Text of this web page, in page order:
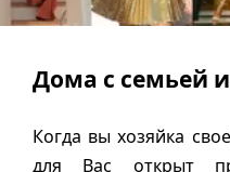
Дома с семьей
Когда вы хозяйка
для Вас открыт